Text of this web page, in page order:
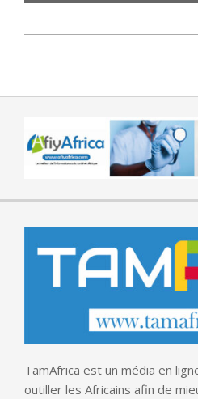
TamAfrica est un média en
outiller les Africains afin de